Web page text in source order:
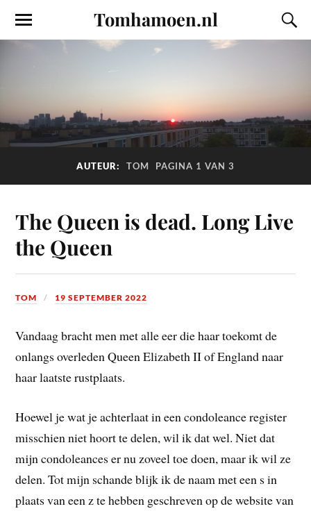
Tomhamoen.nl
AUTEUR: TOM PAGINA 1 VAN 3
The Queen is dead. Long Live
the Queen
TOM 19 SEPTEMBER 2022
Vandaag bracht men met alle eer die haar toekomt de
onlangs overleden Queen Elizabeth II of England naar
haar laatste rustplaats.
Hoewel je wat je achterlaat in een condoleance register
misschien niet hoort te delen, wil ik dat wel. Niet dat
mijn condoleances er nu zoveel toe doen, maar ik wil ze
delen. Tot mijn schande blijk ik de naam met een s in
plaats van een z te hebben geschreven op de website van